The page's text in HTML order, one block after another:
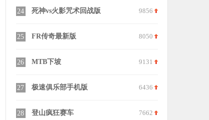
偏离角漂移 6257
交通赛车 7004
极限摩托狂飙2游戏 7321
托法斯赛车汉化版 7496
热血赛车手比赛安卓手机版 9091
24
25
26
27
28